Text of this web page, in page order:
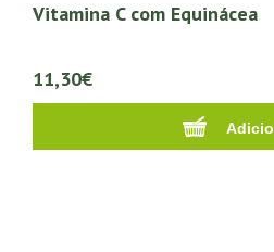
Vitamina C com Equinácea
11,30€